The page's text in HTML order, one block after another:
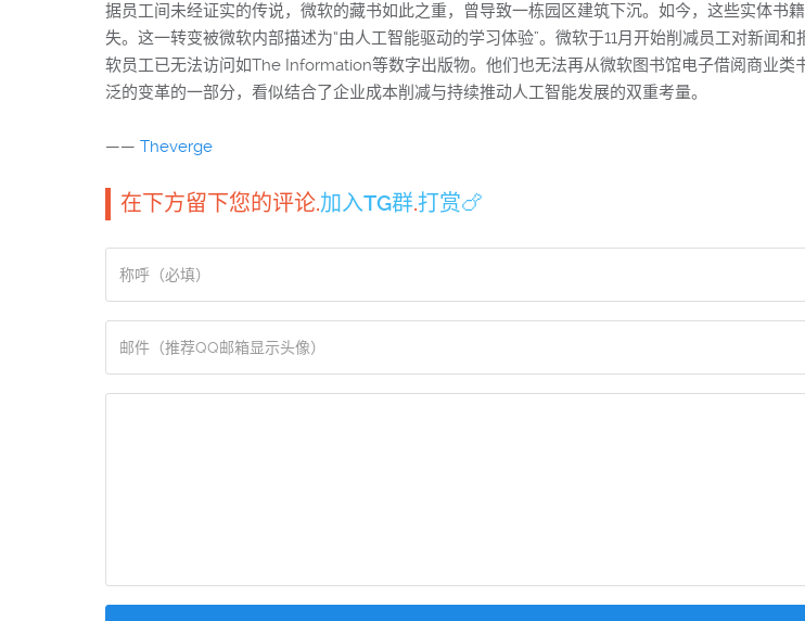
据员工间未经证实的传说，微软的藏书如此之重，曾导致一栋园区建筑下沉。如今，这些实体书
失。这一转变被微软内部描述为“由人工智能驱动的学习体验”。微软于11月开始削减员工对新闻
软员工已无法访问如The Information等数字出版物。他们也无法再从微软图书馆电子借阅商业
泛的变革的一部分，看似结合了企业成本削减与持续推动人工智能发展的双重考量。
—— Theverge
在下方留下您的评论.加入TG群.打赏🍗